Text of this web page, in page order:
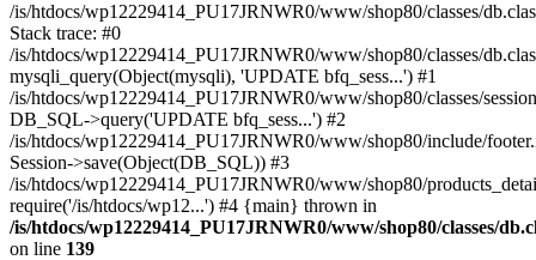
/is/htdocs/wp12229414_PU17JRNWR0/www/shop80/classes/
Stack trace: #0
/is/htdocs/wp12229414_PU17JRNWR0/www/shop80/classes/
mysqli_query(Object(mysqli), 'UPDATE bfq_sess...') #1
/is/htdocs/wp12229414_PU17JRNWR0/www/shop80/classes/
DB_SQL->query('UPDATE bfq_sess...') #2
/is/htdocs/wp12229414_PU17JRNWR0/www/shop80/include/
Session->save(Object(DB_SQL)) #3
/is/htdocs/wp12229414_PU17JRNWR0/www/shop80/
require('/is/htdocs/wp12...') #4 {main} thrown in
/is/htdocs/wp12229414_PU17JRNWR0/www/shop80/classes/
on line 139